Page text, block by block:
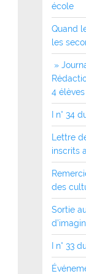
école
Quand
les
»
4
I n° 34
Lettre
inscrits
des
Sortie
I n° 33